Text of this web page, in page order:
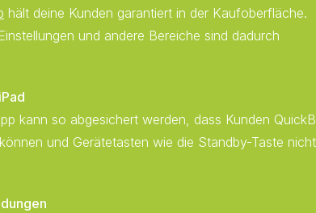
hält deine Kunden garantiert in der Kaufoberfläche.
und andere Bereiche sind dadurch
kann so abgesichert werden, dass Kunden
und Gerätetasten wie die Standby-Taste nicht